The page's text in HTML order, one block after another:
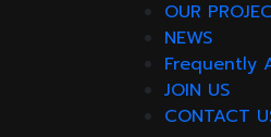
OUR
NEWS
Frequently
JOIN US
CONTACT